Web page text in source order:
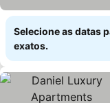
Selecione as datas
exatos.